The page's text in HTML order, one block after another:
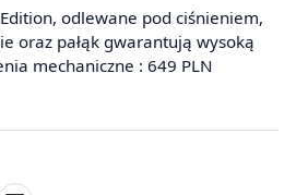
Edition, odlewane pod ciśnieniem,
oraz pałąk gwarantują wysoką
mechaniczne : 649 PLN